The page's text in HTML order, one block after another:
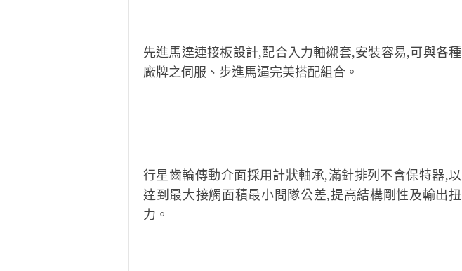
先進馬達連接板設計,配合入力軸襯套,安裝容易,可與各種
廠牌之伺服、步進馬逼完美搭配組合。
行星齒輪傳動介面採用計狀軸承,滿針排列不含保特器,以
達到最大接觸面積最小問隊公差,提高結構剛性及輸出扭
力。